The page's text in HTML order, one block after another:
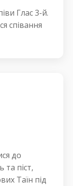
Глас 3-й.
співання
до
та піст,
Таїн під